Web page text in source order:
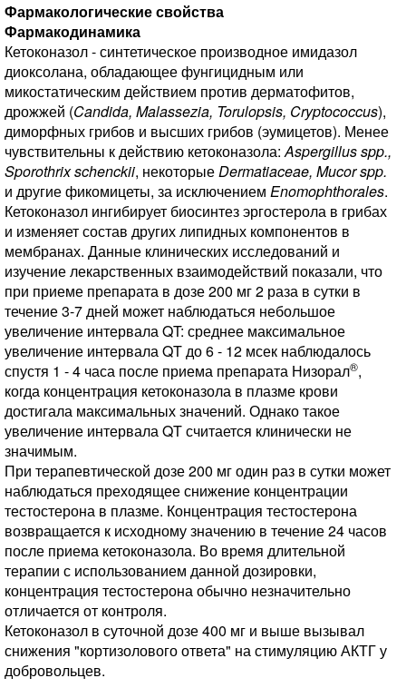
Фармакологические свойства
Фармакодинамика
Кетоконазол - синтетическое производное имидазол
диоксолана, обладающее фунгицидным или
микостатическим действием против дерматофитов,
дрожжей (Candida, Malassezia, Torulopsis, Cryptococcus),
диморфных грибов и высших грибов (эумицетов). Менее
чувствительны к действию кетоконазола:Aspergillus spp.,
Sporothrix schenckii, некоторыеDermatiaceae, Mucor spp.
и другие фикомицеты, за исключением Enomophthorales.
Кетоконазол ингибирует биосинтез эргостерола в грибах
и изменяет состав других липидных компонентов в
мембранах. Данные клинических исследований и
изучение лекарственных взаимодействий показали, что
при приеме препарата в дозе 200 мг 2 раза в сутки в
течение 3-7 дней может наблюдаться небольшое
увеличение интервала QT: среднее максимальное
увеличение интервала QT до 6 - 12 мсек наблюдалось
спустя 1 - 4 часа после приема препарата Низорал®,
когда концентрация кетоконазола в плазме крови
достигала максимальных значений. Однако такое
увеличение интервала QT считается клинически не
значимым.
При терапевтической дозе 200 мг один раз в сутки может
наблюдаться преходящее снижение концентрации
тестостерона в плазме. Концентрация тестостерона
возвращается к исходному значению в течение 24 часов
после приема кетоконазола. Во время длительной
терапии с использованием данной дозировки,
концентрация тестостерона обычно незначительно
отличается от контроля.
Кетоконазол в суточной дозе 400 мг и выше вызывал
снижения "кортизолового ответа" на стимуляцию АКТГ у
добровольцев.